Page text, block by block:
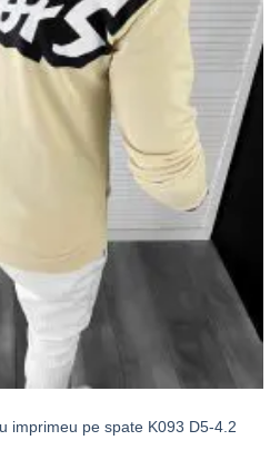
imprimeu pe spate K093 D5-4.2